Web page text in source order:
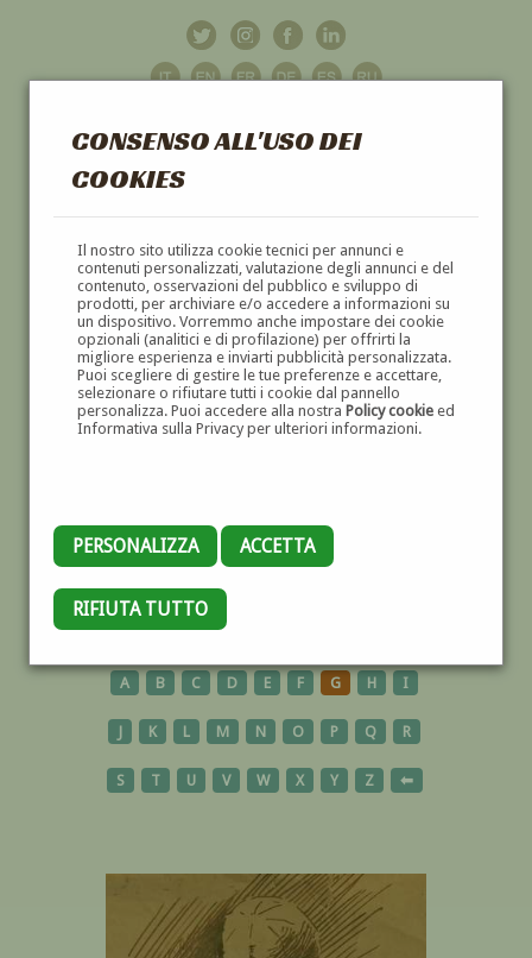
CONSENSO ALL'USO DEI
COOKIES
Il nostro sito utilizza cookie tecnici per annunci e
contenuti personalizzati, valutazione degli annunci e del
contenuto, osservazioni del pubblico e sviluppo di
prodotti, per archiviare e/o accedere a informazioni su
un dispositivo. Vorremmo anche impostare dei cookie
opzionali (analitici e di profilazione) per offrirti la
migliore esperienza e inviarti pubblicità personalizzata.
Puoi scegliere di gestire le tue preferenze e accettare,
selezionare o rifiutare tutti i cookie dal pannello
personalizza. Puoi accedere alla nostra Policy cookieed
Informativa sulla Privacy per ulteriori informazioni.
PERSONALIZZA ACCETTA
RIFIUTA TUTTO
GALLERIAD'ARTE
DIPINTI E SCULTURE '800 E '900
AUTORI
A B C D E F G H I
J K L M N O P Q R
S T U V W X Y Z ⬅